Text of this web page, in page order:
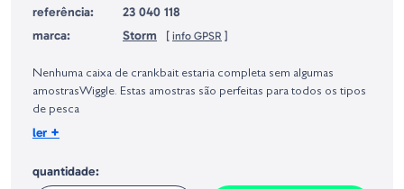
referência:
23 040 118
marca:
Storm [ info GPSR ]
Europeia, dos produtos da marca, conforme requerido no Regulamento
Geral sobre a Segurança dos Produtos (GPSR):
Nenhuma caixa de crankbait estaria completa sem algumas
amostrasWiggle. Estas amostras são perfeitas para todos os tipos
de pesca
Tamanho:
ler +
quantidade: